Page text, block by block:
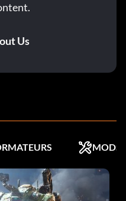
Us
MODS